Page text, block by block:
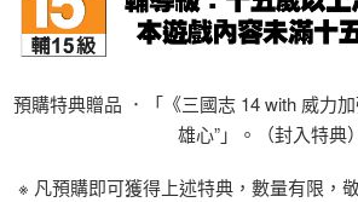
宅配(1-2天到貨)
離島宅配
預購特典贈品 ．「《三國志 14 with 威力
雄心”」。
（封入特典）
※ 凡預購即可獲得上述特典，數量有限，